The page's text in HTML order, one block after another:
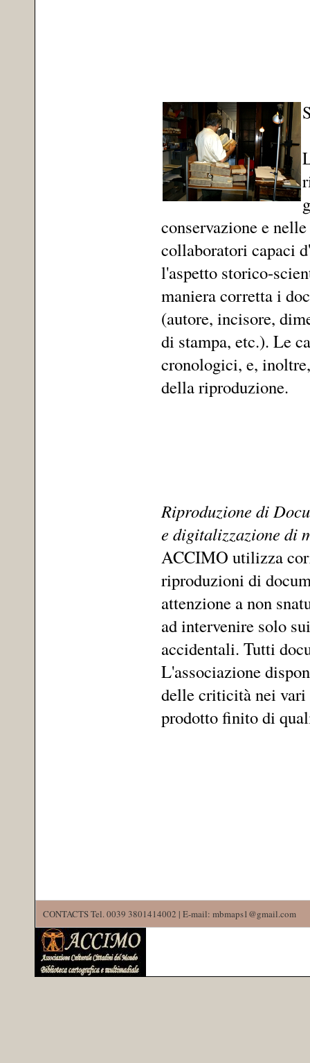
conservazione e
collaboratori capaci
l'aspetto storico-
maniera corretta i
(autore, incisore,
di stampa, etc.). Le
cronologici, e,
della riproduzione.
Riproduzione di
e digitalizzazione di
ACCIMO utilizza
riproduzioni di
attenzione a non
ad intervenire solo
accidentali. Tutti
L'associazione
delle criticità nei vari
prodotto finito di
CONTACTS Tel. 0039 3801414002 | E-mail: mbmaps1@gmail.com